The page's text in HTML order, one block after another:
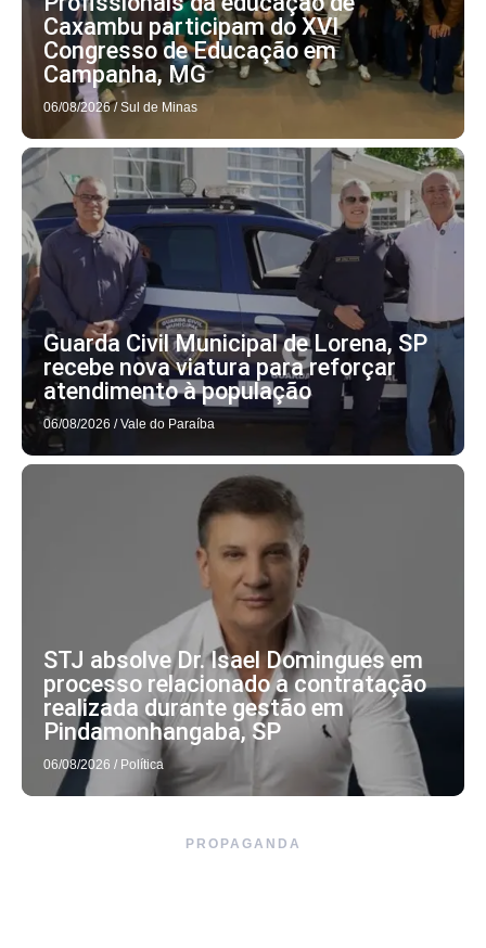
Caxambu participam do XVI
Congresso de Educação em
Campanha, MG
06/08/2026 / Sul de Minas
Guarda Civil Municipal de Lorena, SP
recebe nova viatura para reforçar
atendimento à população
06/08/2026 / Vale do Paraíba
STJ absolve Dr. Isael Domingues em
processo relacionado a contratação
realizada durante gestão em
Pindamonhangaba, SP
06/08/2026 / Política
PROPAGANDA